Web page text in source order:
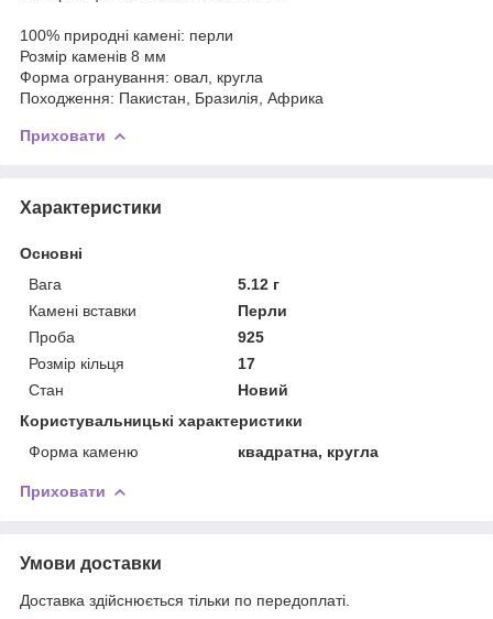
100% природні камені: перли
Розмір каменів 8 мм
Форма огранування: овал, кругла
Походження: Пакистан, Бразилія, Африка
Приховати
Характеристики
Основні
Вага
5.12 г
Камені вставки
Перли
Проба
925
Розмір кільця
17
Стан
Новий
Користувальницькі характеристики
Форма каменю
квадратна, кругла
Приховати
Умови доставки
Доставка здійснюється тільки по передоплаті.